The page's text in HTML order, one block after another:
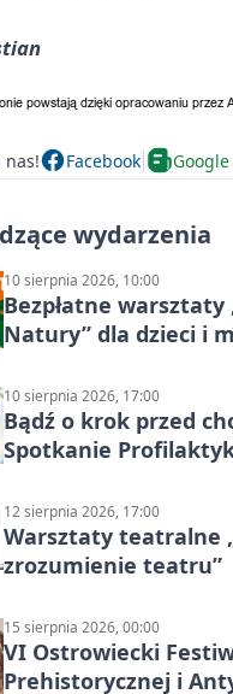
nas! Facebook
wydarzenia
10 sierpnia 2026, 10:00
Bezpłatne
Natury” dla dzieci i
10 sierpnia 2026, 17:00
Bądź o krok przed
Spotkanie
12 sierpnia 2026, 17:00
Warsztaty teatralne
zrozumienie teatru”
15 sierpnia 2026, 00:00
VI Ostrowiecki
Prehistorycznej i